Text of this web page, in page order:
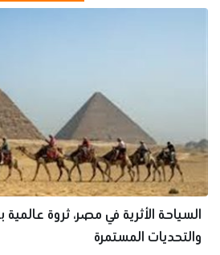
السياحة الأثرية في مصر، ثروة عالمية
والتحديات المستمرة